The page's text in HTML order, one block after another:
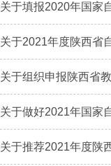
关于填报2020年国家
关于2021年度陕西省
关于组织申报陕西省
关于做好2021年国家
关于推荐2021年度陕